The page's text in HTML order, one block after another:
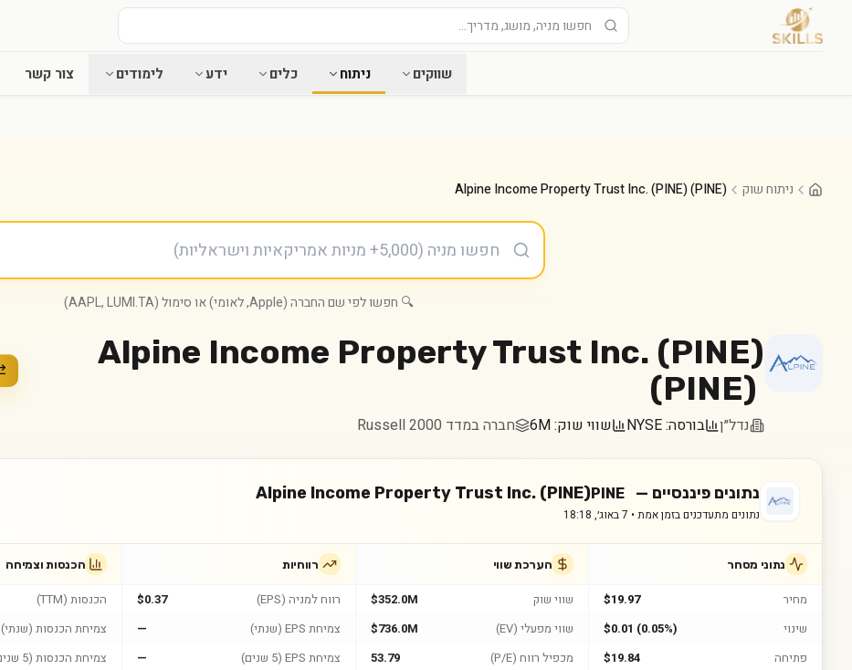
שווקים ניתוח כלים ידע לימודים צור קשר
ניתוח שוק Alpine Income Property Trust Inc. (PINE) (PINE)
🔍 חפשו לפי שם החברה (Apple, לאומי) או סימול (AAPL, LUMI.TA)
Alpine Income Property Trust Inc. (PINE)
(PINE)
נדל״ן בורסה:NYSE שווי שוק:6M חברה במדד Russell 2000
נתונים פיננסיים — Alpine Income Property Trust Inc. (PINE)PINE
נתונים מתעדכנים בזמן אמת • 7 באוג׳, 18:18
נתוני מסחר
מחיר
$19.97
שינוי
$0.01 (0.05%)
פתיחה
$19.84
הערכת שווי
שווי שוק
$352.0M
שווי מפעלי (EV)
$736.0M
מכפיל רווח (P/E)
53.79
רווחיות
רווח למניה (EPS)
$0.37
צמיחת EPS (שנתי)
—
צמיחת EPS (5 שנים)
—
הכנסות וצמיחה
הכנסות (TTM)
צמיחת הכנסות (שנתי)
צמיחת הכנסות (5 שנים)